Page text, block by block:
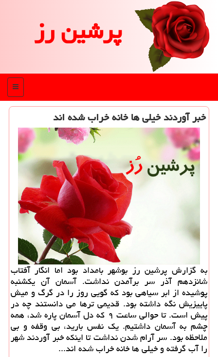
پرشین رز
منو
خبر آوردند خیلی ها خانه خراب شده اند
به گزارش پرشین رز بوشهر بامداد بود اما انگار آفتاب
شانزدهم آذر سر برآمدن نداشت. آسمان آن یکشنبه
پوشیده از ابر سیاهی بود که گویی روز را در گرگ و میش
پاییزیش نگه داشته بود. قدیمی ترها می دانستند چه در
پیش است. تا حوالی ساعت ۹ که دل آسمان پاره شد، همه
چشم به آسمان داشتیم. یک نفس بارید، بی وقفه و بی
ملاحظه بود. سر آرام شدن نداشت تا اینکه خبر آوردند شهر
را آب گرفته و خیلی ها خانه خراب شده اند...